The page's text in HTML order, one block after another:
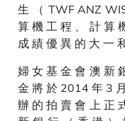
生 （ TWF ANZ
算 機 工 程 、 計 算
成 績 優 異 的 大 一
婦 女 基 金 會 澳 新
金 將 於 2014 年 3
辦 的 拍 賣 會 上 正